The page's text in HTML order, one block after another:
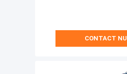
CONTACT NU